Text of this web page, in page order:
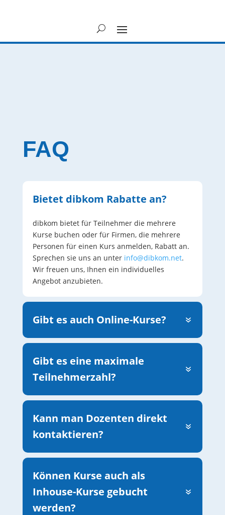
FAQ
Bietet dibkom Rabatte an?
dibkom bietet für Teilnehmer die mehrere
Kurse buchen oder für Firmen, die mehrere
Personen für einen Kurs anmelden, Rabatt an.
Sprechen sie uns an unter info@dibkom.net.
Wir freuen uns, Ihnen ein individuelles
Angebot anzubieten.
Gibt es auch Online-Kurse?
Gibt es eine maximale
Teilnehmerzahl?
Kann man Dozenten direkt
kontaktieren?
Können Kurse auch als
Inhouse-Kurse gebucht
werden?